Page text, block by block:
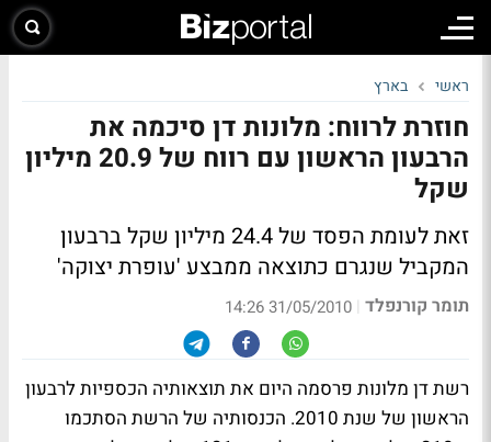
ראשי בארץ
חוזרת לרווח: מלונות דן סיכמה את
הרבעון הראשון עם רווח של 20.9 מיליון
שקל
זאת לעומת הפסד של 24.4 מיליון שקל ברבעון
המקביל שנגרם כתוצאה ממבצע 'עופרת יצוקה'
תומר קורנפלד |
31/05/2010 14:26
רשת דן מלונות פרסמה היום את תוצאותיה הכספיות לרבעון
הראשון של שנת 2010. הכנסותיה של הרשת הסתכמו